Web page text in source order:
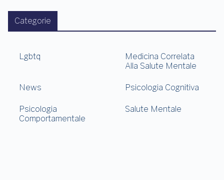
Categorie
Lgbtq
Medicina Correlata
Alla Salute Mentale
News Psicologia Cognitiva
Psicologia
Comportamentale
Salute Mentale